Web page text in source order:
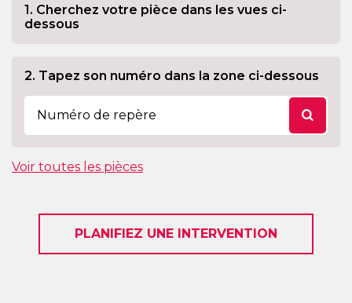
1. Cherchez votre pièce dans les vues ci-
dessous
2. Tapez son numéro dans la zone ci-dessous
Voir toutes les pièces
PLANIFIEZ UNE INTERVENTION